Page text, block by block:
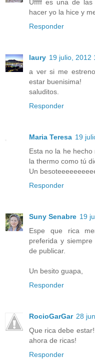
Uffff es una de las
hacer yo la hice y
Responder
laury 19 julio, 2012
a ver si me
estar buenisima!
saluditos.
Responder
Maria Teresa 19
Esta no la he
la thermo como tú
Un
Responder
Suny Senabre 19
Espe que rica
preferida y
de publicar.
Un besito guapa,
Responder
RocioGarGar 28
Que rica debe
ahora de ricas!
Responder